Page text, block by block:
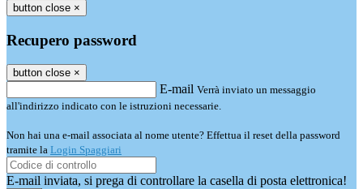
button close ×
Recupero password
button close ×
E-mail Verrà inviato un messaggio
all'indirizzo indicato con le istruzioni necessarie.
Non hai una e-mail associata al nome utente? Effettua il reset della password
tramite la Login Spaggiari
E-mail inviata, si prega di controllare la casella di posta elettronica!